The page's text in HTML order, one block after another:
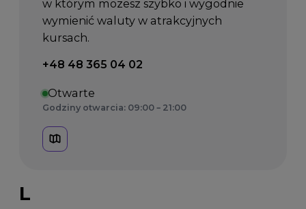
w którym możesz szybko i wygodnie
wymienić waluty w atrakcyjnych
kursach.
Telefon kontaktowy:
+48 48 365 04 02
Otwarte
Godziny otwarcia: 09:00 – 21:00
L